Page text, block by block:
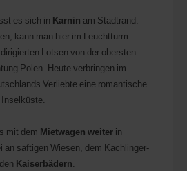
es sich in Karnin am Stadtrand.
kann man hier im Leuchtturm
Lotsen von der obersten
Polen. Heute verbringen im
Verliebte eine romantische
mit dem Mietwagen weiter in
an saftigen Wiesen, dem Kachlinger-
Kaiserbädern.